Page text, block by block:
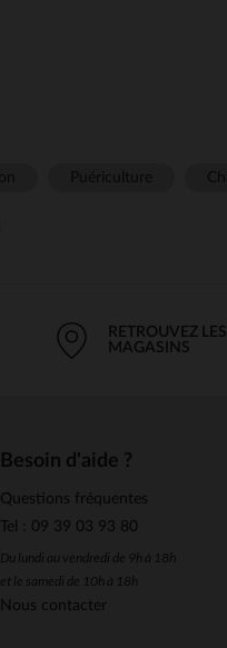
RETROUVEZ LES
MAGASINS
Besoin d'aide ?
Questions fréquentes
Tel : 09 39 03 93 80
Du lundi au vendredi de 9h à 18h
et le samedi de 10h à 18h
Nous contacter